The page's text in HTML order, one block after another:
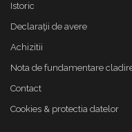
Istoric
Declaraţii de avere
Achizitii
Nota de fundamentare
Contact
Cookies & protectia datelor